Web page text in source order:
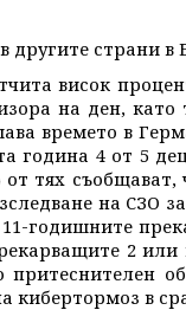
другите страни в
висок
на ден, като
времето в
година 4 от 5
тях съобщават,
на СЗО
11-годишните
2
притеснителен
кибертормоз в